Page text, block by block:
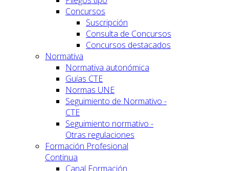
Concursos
Suscripción
Consulta de Concursos
Concursos destacados
Normativa
Normativa autonómica
Guías CTE
Normas UNE
Seguimiento de Normativo -
CTE
Seguimiento normativo -
Otras regulaciones
Formación Profesional
Continua
Canal Formación